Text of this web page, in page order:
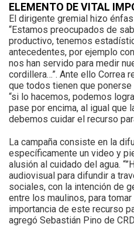
ELEMENTO DE VITAL
El dirigente gremial hizo
“Estamos preocupados de
productivo, tenemos
antecedentes, por ejemplo
nos han servido para medir
cordillera…”. Ante ello Correa
que todos tienen que ponerse
“si lo hacemos, podemos
pase por encima, al igual que
debemos cuidar el recurso
La campaña consiste en la
específicamente un video y
alusión al cuidado del agua.
audiovisual para difundir a
sociales, con la intención de
entre los maulinos, para
importancia de este recurso
agregó Sebastián Pino de